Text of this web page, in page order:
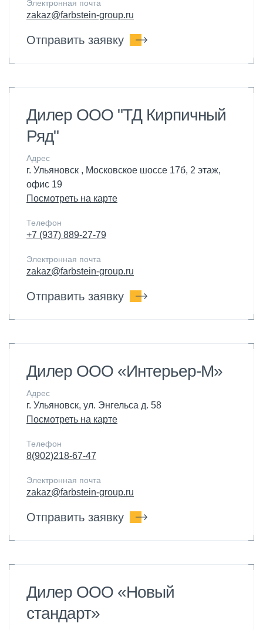
Электронная почта
zakaz@farbstein-group.ru
Отправить заявку
Дилер ООО "ТД Кирпичный
Ряд"
Адрес
г. Ульяновск , Московское шоссе 17б, 2 этаж,
офис 19
Посмотреть на карте
Телефон
+7 (937) 889-27-79
Электронная почта
zakaz@farbstein-group.ru
Отправить заявку
Дилер ООО «Интерьер-М»
Адрес
г. Ульяновск, ул. Энгельса д. 58
Посмотреть на карте
Телефон
8(902)218-67-47
Электронная почта
zakaz@farbstein-group.ru
Отправить заявку
Дилер ООО «Новый
стандарт»